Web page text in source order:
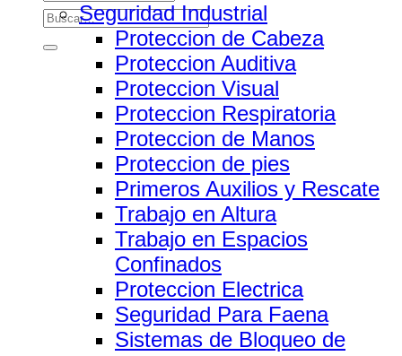
Buscar
por:
Seguridad Industrial
Proteccion de Cabeza
Proteccion Auditiva
Proteccion Visual
Proteccion Respiratoria
Proteccion de Manos
Proteccion de pies
Primeros Auxilios y Rescate
Trabajo en Altura
Trabajo en Espacios
Confinados
Proteccion Electrica
Seguridad Para Faena
Sistemas de Bloqueo de